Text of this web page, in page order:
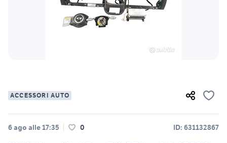
ACCESSORI AUTO
6 ago alle 17:35 0 ID: 631132867